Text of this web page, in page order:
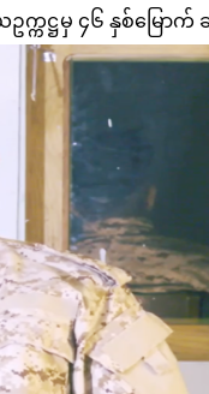
က္ကဋ္ဌမှ ၄၆ နှစ်မြေ